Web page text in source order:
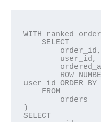
WITH
user_id ORDER
)
SELECT